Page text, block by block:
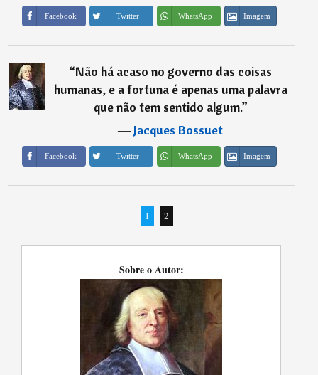
Facebook Twitter WhatsApp Imagem
“Não há acaso no governo das coisas
humanas, e a fortuna é apenas uma palavra
que não tem sentido algum.”
―Jacques Bossuet
Facebook Twitter WhatsApp Imagem
1 2
Sobre o Autor: